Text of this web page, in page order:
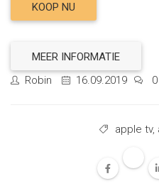
KOOP NU
MEER INFORMATIE
Robin
16.09.2019
apple tv,